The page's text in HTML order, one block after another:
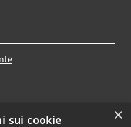
×
sui cookie